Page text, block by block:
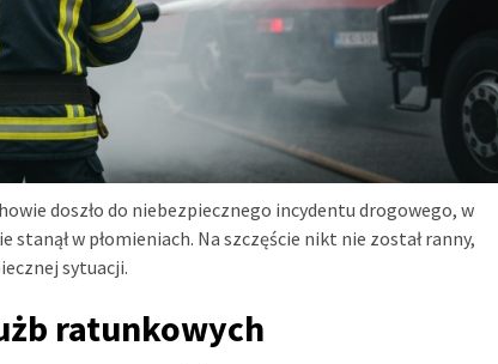
doszło do niebezpiecznego incydentu drogowego, w
w płomieniach. Na szczęście nikt nie został ranny,
sytuacji.
ratunkowych